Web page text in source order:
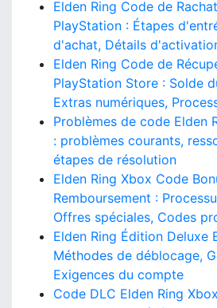
Elden Ring Code de
PlayStation : Étapes
d'achat, Détails
Elden Ring Code de
PlayStation Store : Solde
Extras numériques,
Problèmes de code Elden
: problèmes courants,
étapes de résolution
Elden Ring Xbox Code
Remboursement :
Offres spéciales, Codes
Elden Ring Édition Deluxe
Méthodes de déblocage,
Exigences du compte
Code DLC Elden Ring